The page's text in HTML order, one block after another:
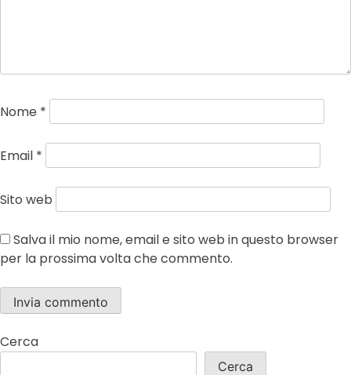
Nome *
Email *
Sito web
Salva il mio nome, email e sito web in questo browser
per la prossima volta che commento.
Cerca
Cerca